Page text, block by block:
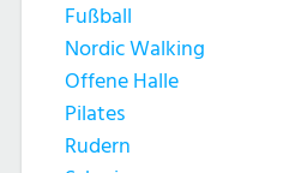
Fußball
Nordic Walking
Offene Halle
Pilates
Rudern